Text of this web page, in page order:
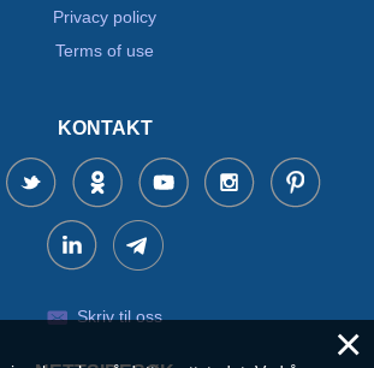
Privacy policy
Terms of use
KONTAKT
Skriv til oss
×